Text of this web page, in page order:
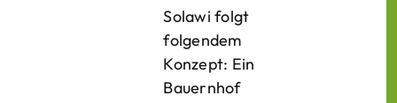
Solawi folgt
folgendem
Konzept: Ein
Bauern­hof